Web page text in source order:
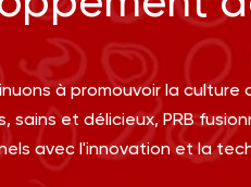
à promouvoir la culture
sains et délicieux, PRB
avec l'innovation et la